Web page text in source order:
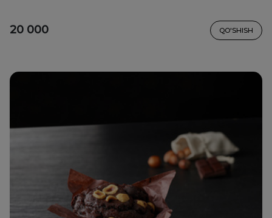
20 000 QO'SHISH